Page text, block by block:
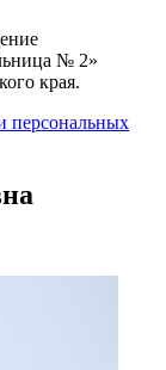
№ 2»
края.
персональных